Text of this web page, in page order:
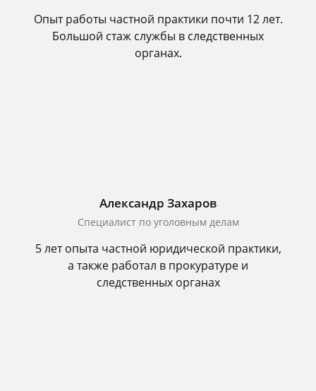
Опыт работы частной практики почти 12 лет.
Большой стаж службы в следственных
органах.
Александр Захаров
Специалист по уголовным делам
5 лет опыта частной юридической практики,
а также работал в прокуратуре и
следственных органах